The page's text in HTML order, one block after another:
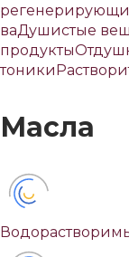
ваДушистые
продукты
тоники
Масла